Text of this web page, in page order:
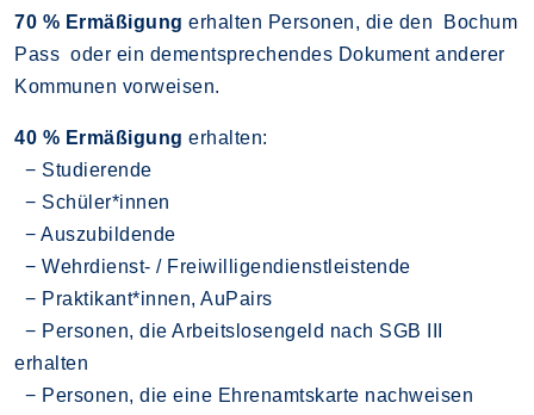
70 % Ermäßigung erhalten Personen, die den Bochum
Pass oder ein dementsprechendes Dokument anderer
Kommunen vorweisen.
40 % Ermäßigung erhalten:
− Studierende
− Schüler*innen
− Auszubildende
− Wehrdienst- / Freiwilligendienstleistende
− Praktikant*innen, AuPairs
− Personen, die Arbeitslosengeld nach SGB III
erhalten
− Personen, die eine Ehrenamtskarte nachweisen